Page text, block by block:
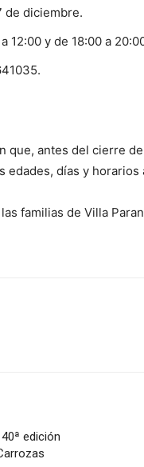
de diciembre.
12:00 y de 18:00 a
que, antes del cierre
días y horarios
familias de Villa
edición